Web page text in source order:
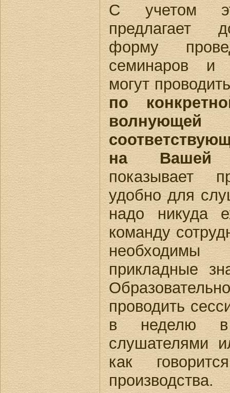
С учетом
предлагает
форму
семинаров и
могут
по
на Вашей
показывает
удобно для
надо никуда
команду
необходимы
прикладные
проводить
в неделю в
слушателями
как
производства.